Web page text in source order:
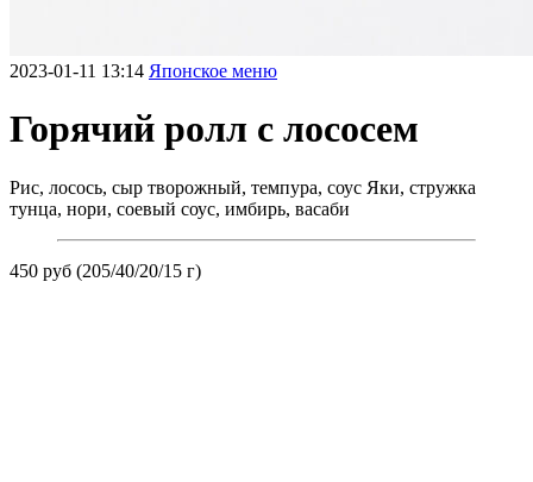
2023-01-11 13:14 Японское меню
Горячий ролл с лососем
Рис, лосось, сыр творожный, темпура, соус Яки, стружка
тунца, нори, соевый соус, имбирь, васаби
450 руб (205/40/20/15 г)